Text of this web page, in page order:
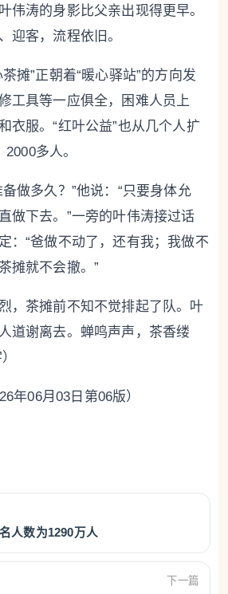
伟涛的身影比父亲出现得更早。
迎客，流程依旧。
摊”正朝着“暖心驿站”的方向发
工具等一应俱全，困难人员上
衣服。“红叶公益”也从几个人扩
多人。
做多久？”他说：“只要身体允
做下去。”一旁的叶伟涛接过话
：“爸做不动了，还有我；我做不
摊就不会撤。”
，茶摊前不知不觉排起了队。叶
道谢离去。蝉鸣声声，茶香缕
年06月03日第06版）
人数为1290万人
下一篇